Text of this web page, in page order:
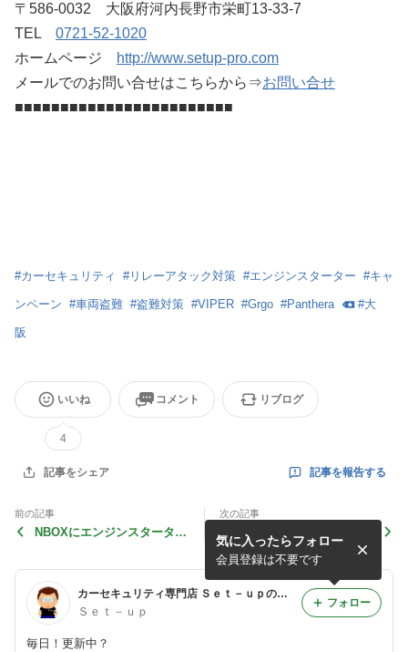
〒586-0032 大阪府河内長野市栄町13-33-7
TEL 0721-52-1020
ホームページ
http://www.setup-pro.com
メールでのお問い合せはこちらから⇒お問い合せ
■■■■■■■■■■■■■■■■■■■■■■■■
#カーセキュリティ #リレーアタック対策 #エンジンスターター #キャ
ンペーン #車両盗難 #盗難対策 #VIPER #Grgo #Panthera #大
阪
いいね
4
コメント リブログ
記事をシェア 記事を報告する
前の記事
NBOXにエンジンスターター
次の記事
アルファードにカーセキュリ
ティーGrgo＆キーレスブロ
ックPRO+を取り付けしまし
た～
カーセキュリティ専門店 Ｓｅｔ－ｕｐのブログ
Ｓｅｔ－ｕｐ
毎日！更新中？
気に入ったらフォロー
会員登録は不要です
フォロー